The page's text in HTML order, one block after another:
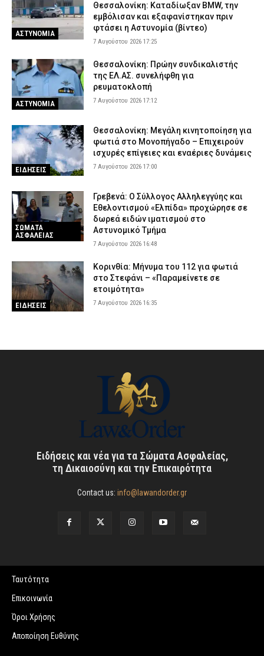
ΑΣΤΥΝΟΜΙΑ
Θεσσαλονίκη: Καταδίωξαν BMW, την
εμβόλισαν και εξαφανίστηκαν πριν
φτάσει η Αστυνομία (βίντεο)
7 Αυγούστου 2026 17:25
ΑΣΤΥΝΟΜΙΑ
Θεσσαλονίκη: Πρώην συνδικαλιστής
της ΕΛ.ΑΣ. συνελήφθη για
ρευματοκλοπή
7 Αυγούστου 2026 17:12
ΕΙΔΗΣΕΙΣ
Θεσσαλονίκη: Μεγάλη κινητοποίηση για
φωτιά στο Μονοπήγαδο – Επιχειρούν
ισχυρές επίγειες και εναέριες δυνάμεις
7 Αυγούστου 2026 17:00
ΣΩΜΑΤΑ
ΑΣΦΑΛΕΙΑΣ
Γρεβενά: Ο Σύλλογος Αλληλεγγύης και
Εθελοντισμού «Ελπίδα» προχώρησε σε
δωρεά ειδών ιματισμού στο
Αστυνομικό Τμήμα
7 Αυγούστου 2026 16:48
ΕΙΔΗΣΕΙΣ
Κορινθία: Μήνυμα του 112 για φωτιά
στο Στεφάνι – «Παραμείνετε σε
ετοιμότητα»
7 Αυγούστου 2026 16:35
Ειδήσεις και νέα για τα Σώματα Ασφαλείας,
τη Δικαιοσύνη και την Επικαιρότητα
Contact us: info@lawandorder.gr
Ταυτότητα
Επικοινωνία
Όροι Χρήσης
Αποποίηση Ευθύνης